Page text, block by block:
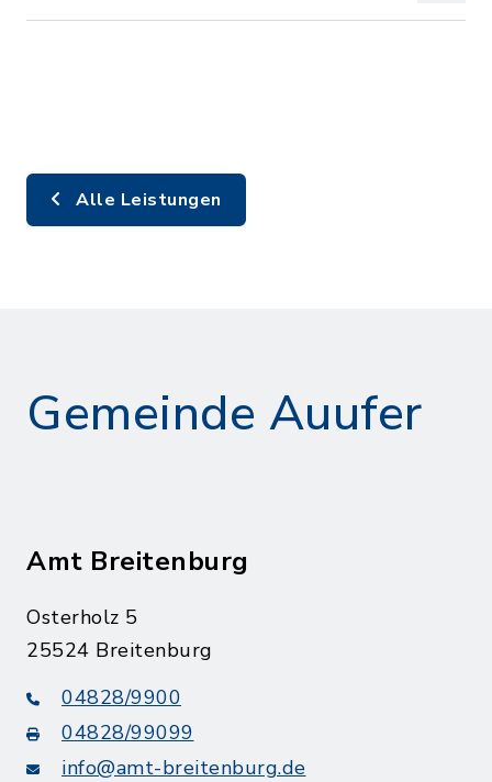
Alle Leistungen
Gemeinde Auufer
Amt Breitenburg
Osterholz 5
25524 Breitenburg
04828/9900
04828/99099
info@amt-breitenburg.de